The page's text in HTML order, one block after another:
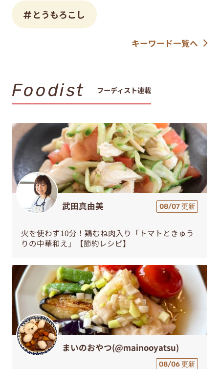
とうもろこし
キーワード一覧へ
Foodist フーディスト連載
武田真由美 08/07 更新
火を使わず10分！鶏むね肉入り「トマトときゅう
りの中華和え」【節約レシピ】
まいのおやつ(@mainooyatsu)
08/06 更新